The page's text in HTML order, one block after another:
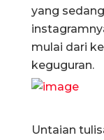
yang
mulai dari
keguguran.
Untaian